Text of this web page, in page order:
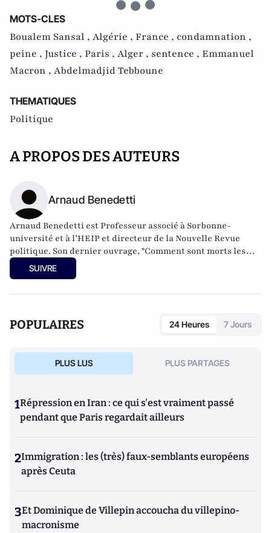
MOTS-CLES
Boualem Sansal , Algérie , France , condamnation ,
peine , Justice , Paris , Alger , sentence , Emmanuel
Macron , Abdelmadjid Tebboune
THEMATIQUES
Politique
A PROPOS DES AUTEURS
Arnaud Benedetti
Arnaud Benedetti est Professeur associé à Sorbonne-
université et à l’HEIP et directeur de la Nouvelle Revue
politique. Son dernier ouvrage, "Comment sont morts les
politiques ? Le grand malaise du pouvoir", est publié aux
éditions du Cerf (4 Novembre 2021).
SUIVRE
POPULAIRES 24 Heures 7 Jours
PLUS LUS PLUS PARTAGES
1Répression en Iran : ce qui s'est vraiment passé
pendant que Paris regardait ailleurs
2Immigration : les (très) faux-semblants européens
après Ceuta
3Et Dominique de Villepin accoucha du villepino-
macronisme